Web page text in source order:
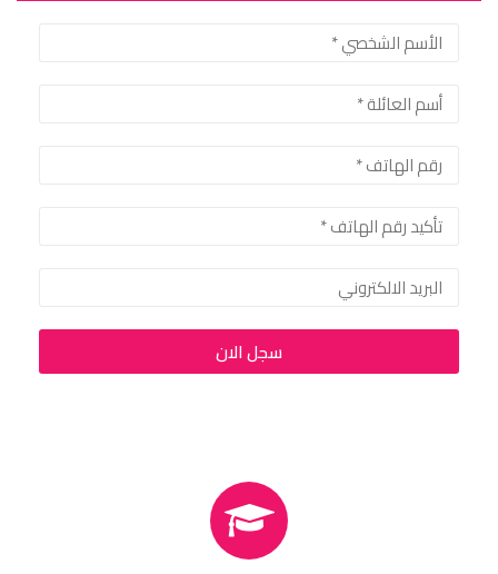
اتصل بنا